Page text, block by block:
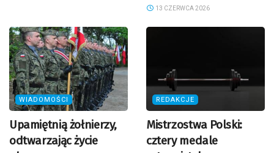
13 CZERWCA 2026
WIADOMOŚCI
Upamiętnią żołnierzy,
odtwarzając życie
REDAKCJE
Mistrzostwa Polski:
cztery medale